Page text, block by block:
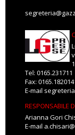
Tel: 0165.231711
Fax:
E-mail
RESPONSABILE
Arianna Gori
E-mail